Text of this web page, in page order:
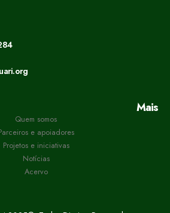
Mais
Quem somos
e apoiadores
Projetos e iniciativas
Notícias
Acervo